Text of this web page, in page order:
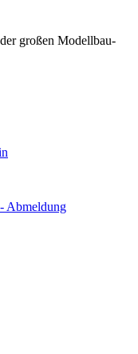
großen Modellbau-
Abmeldung